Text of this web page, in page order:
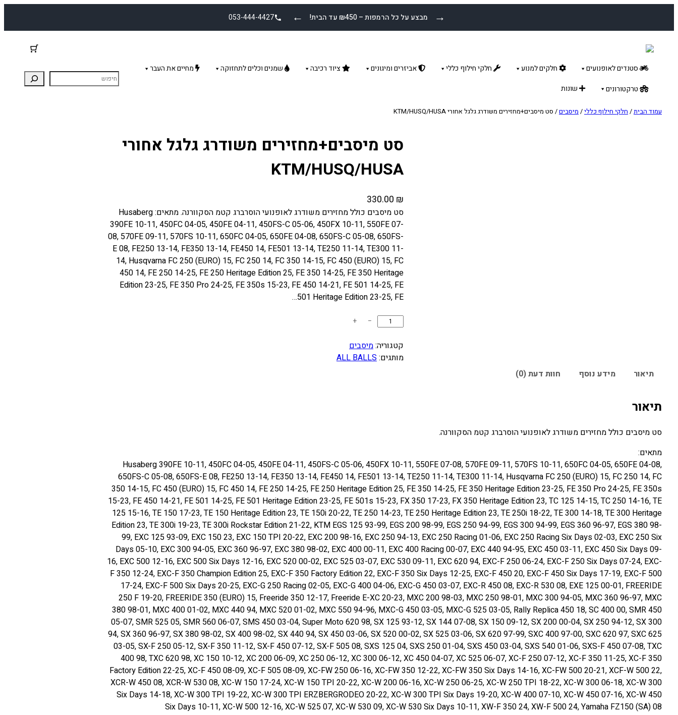
← מבצע על כל הרמפות – ₪450 עד הבית! →
053-444-4427
סטנדים לאופנועים חלקים למנוע חלקי חילוף כללי אביזרים ומיגונים ציוד רכיבה שמנים וכלים לתחזוקה
מחיים את העבר
טרקטורונים
שונות
עמוד הבית/ חלקי חילוף כללי/ מיסבים/ סט מיסבים+מחזירים משודרג גלגל אחורי KTM/HUSQ/HUSA
סט מיסבים+מחזירים משודרג גלגל אחורי
KTM/HUSQ/HUSA
330.00 ₪
סט מיסבים כולל מחזירים משודרג לאופנועי הוסרברג קטמ הסקוורנה. מתאים: Husaberg
390FE 10-11, 450FC 04-05, 450FE 04-11, 450FS-C 05-06, 450FX 10-11, 550FE 07-
08, 570FE 09-11, 570FS 10-11, 650FC 04-05, 650FE 04-08, 650FS-C 05-08, 650FS-
E 08, FE250 13-14, FE350 13-14, FE450 14, FE501 13-14, TE250 11-14, TE300 11-
14, Husqvarna FC 250 (EURO) 15, FC 250 14, FC 350 14-15, FC 450 (EURO) 15, FC
450 14, FE 250 14-25, FE 250 Heritage Edition 25, FE 350 14-25, FE 350 Heritage
Edition 23-25, FE 350 Pro 24-25, FE 350s 15-23, FE 450 14-21, FE 501 14-25, FE
501 Heritage Edition 23-25, FE…
ו
ת
י
ם
+
מ
ח
ז
י
ר
י
ם
מ
ש
ו
ד
ר
ג
ג
ל
ג
ל
א
−
+
קטגוריה:מיסבים
מותגים:ALL BALLS
תיאור
מידע נוסף חוות דעת (0)
תיאור
סט מיסבים כולל מחזירים משודרג לאופנועי הוסרברג קטמ הסקוורנה.
מתאים:
Husaberg 390FE 10-11, 450FC 04-05, 450FE 04-11, 450FS-C 05-06, 450FX 10-11, 550FE 07-08, 570FE 09-11, 570FS 10-11, 650FC 04-05, 650FE 04-08,
650FS-C 05-08, 650FS-E 08, FE250 13-14, FE350 13-14, FE450 14, FE501 13-14, TE250 11-14, TE300 11-14, Husqvarna FC 250 (EURO) 15, FC 250 14, FC
350 14-15, FC 450 (EURO) 15, FC 450 14, FE 250 14-25, FE 250 Heritage Edition 25, FE 350 14-25, FE 350 Heritage Edition 23-25, FE 350 Pro 24-25, FE 350s
15-23, FE 450 14-21, FE 501 14-25, FE 501 Heritage Edition 23-25, FE 501s 15-23, FX 350 17-23, FX 350 Heritage Edition 23, TC 125 14-15, TC 250 14-16, TE
125 15-16, TE 150 17-23, TE 150 Heritage Edition 23, TE 150i 20-22, TE 250 14-23, TE 250 Heritage Edition 23, TE 250i 18-22, TE 300 14-18, TE 300 Heritage
Edition 23, TE 300i 19-23, TE 300i Rockstar Edition 21-22, KTM EGS 125 93-99, EGS 200 98-99, EGS 250 94-99, EGS 300 94-99, EGS 360 96-97, EGS 380 98-
99, EXC 125 93-09, EXC 150 23, EXC 150 TPI 20-22, EXC 200 98-16, EXC 250 94-13, EXC 250 Racing 01-06, EXC 250 Racing Six Days 02-03, EXC 250 Six
Days 05-10, EXC 300 94-05, EXC 360 96-97, EXC 380 98-02, EXC 400 00-11, EXC 400 Racing 00-07, EXC 440 94-95, EXC 450 03-11, EXC 450 Six Days 09-
16, EXC 500 12-16, EXC 500 Six Days 12-16, EXC 520 00-02, EXC 525 03-07, EXC 530 09-11, EXC 620 94, EXC-F 250 06-24, EXC-F 250 Six Days 07-24, EXC-
F 350 12-24, EXC-F 350 Champion Edition 25, EXC-F 350 Factory Edition 22, EXC-F 350 Six Days 12-25, EXC-F 450 20, EXC-F 450 Six Days 17-19, EXC-F 500
17-24, EXC-F 500 Six Days 20-25, EXC-G 250 Racing 02-05, EXC-G 400 04-06, EXC-G 450 03-07, EXC-R 450 08, EXC-R 530 08, EXE 125 00-01, FREERIDE
250 F 19-20, FREERIDE 350 (EURO) 15, Freeride 350 12-17, Freeride E-XC 20-23, MXC 200 98-03, MXC 250 98-01, MXC 300 94-05, MXC 360 96-97, MXC
380 98-01, MXC 400 01-02, MXC 440 94, MXC 520 01-02, MXC 550 94-96, MXC-G 450 03-05, MXC-G 525 03-05, Rally Replica 450 18, SC 400 00, SMR 450
05-07, SMR 525 05, SMR 560 06-07, SMS 450 03-04, Super Moto 620 98, SX 125 93-12, SX 144 07-08, SX 150 09-12, SX 200 00-04, SX 250 94-12, SX 300
94, SX 360 96-97, SX 380 98-02, SX 400 98-02, SX 440 94, SX 450 03-06, SX 520 00-02, SX 525 03-06, SX 620 97-99, SXC 400 97-00, SXC 620 97, SXC 625
03-05, SX-F 250 05-12, SX-F 350 11-12, SX-F 450 07-12, SX-F 505 08, SXS 125 04, SXS 250 01-04, SXS 450 03-04, SXS 540 01-06, SXS-F 450 07-08, TXC
400 98, TXC 620 98, XC 150 10-12, XC 200 06-09, XC 250 06-12, XC 300 06-12, XC 450 04-07, XC 525 06-07, XC-F 250 07-12, XC-F 350 11-25, XC-F 350
Factory Edition 22-25, XC-F 450 08-09, XC-F 505 08-09, XC-FW 250 06-16, XC-FW 350 12-22, XC-FW 350 Six Days 14-16, XC-FW 500 20-21, XCF-W 500 22,
XCR-W 450 08, XCR-W 530 08, XC-W 150 17-24, XC-W 150 TPI 20-22, XC-W 200 06-16, XC-W 250 06-25, XC-W 250 TPI 18-22, XC-W 300 06-18, XC-W 300
Six Days 14-18, XC-W 300 TPI 19-22, XC-W 300 TPI ERZBERGRODEO 20-22, XC-W 300 TPI Six Days 19-20, XC-W 400 07-10, XC-W 450 07-16, XC-W 450
Six Days 10-11, XC-W 500 12-16, XC-W 525 07, XC-W 530 09, XC-W 530 Six Days 10-11, XW-F 350 24, XW-F 500 24, Yamaha FZ150 (SA) 08